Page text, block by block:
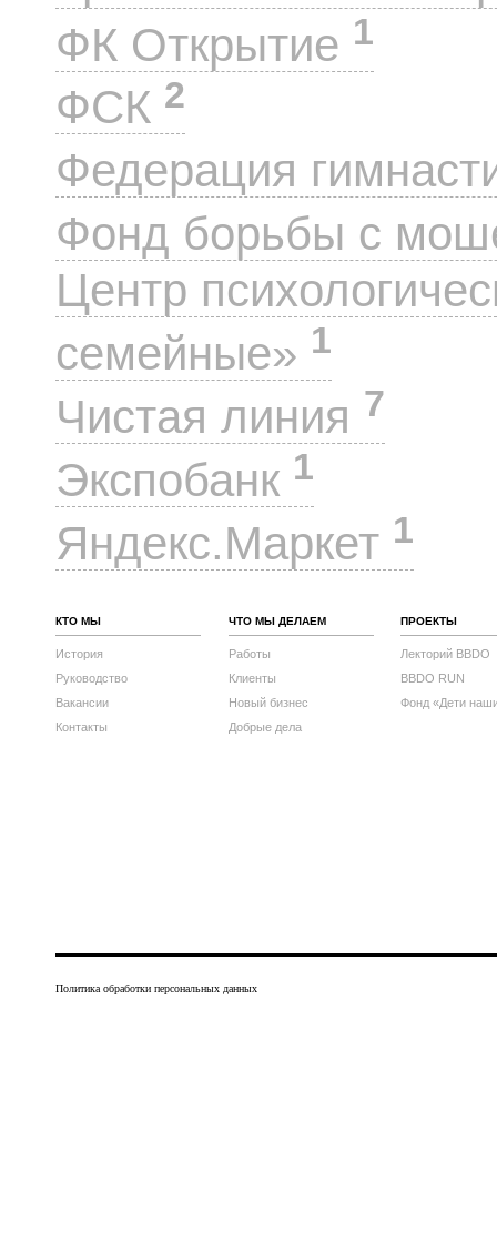
ФК Открытие 1
ФСК 2
Федерация
Фонд борьбы с
Центр
семейные» 1
Чистая линия 7
Экспобанк 1
Яндекс.Маркет 1
КТО МЫ
История
Руководство
Вакансии
Контакты
ЧТО МЫ ДЕЛАЕМ
Работы
Клиенты
Новый бизнес
Добрые дела
ПРОЕКТЫ
Лекторий BBDO
BBDO RUN
Фонд «Дети
Политика обработки персональных данных